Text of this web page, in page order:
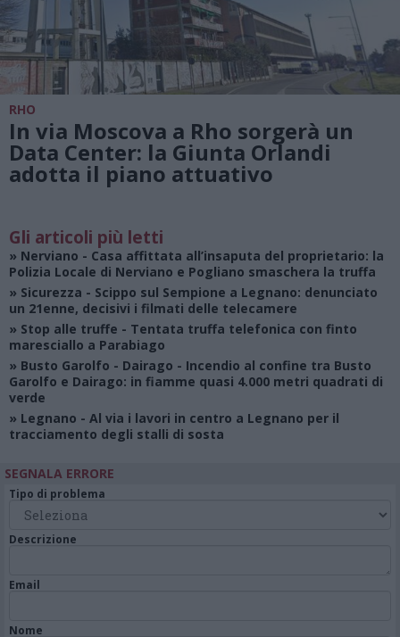
RHO
In via Moscova a Rho sorgerà un
Data Center: la Giunta Orlandi
adotta il piano attuativo
Gli articoli più letti
» Nerviano - Casa affittata all’insaputa del proprietario: la
Polizia Locale di Nerviano e Pogliano smaschera la truffa
» Sicurezza - Scippo sul Sempione a Legnano: denunciato
un 21enne, decisivi i filmati delle telecamere
» Stop alle truffe - Tentata truffa telefonica con finto
maresciallo a Parabiago
» Busto Garolfo - Dairago - Incendio al confine tra Busto
Garolfo e Dairago: in fiamme quasi 4.000 metri quadrati di
verde
» Legnano - Al via i lavori in centro a Legnano per il
tracciamento degli stalli di sosta
SEGNALA ERRORE
Tipo di problema
Descrizione
Email
Nome